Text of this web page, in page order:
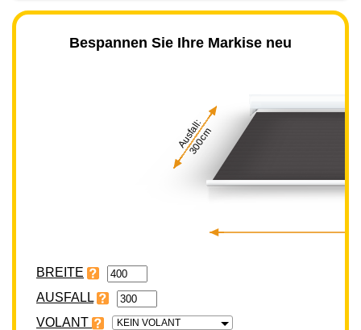
Bespannen Sie Ihre Markise neu
Ausfall:
300cm
BREITE
VOLANT KEIN VOLANT